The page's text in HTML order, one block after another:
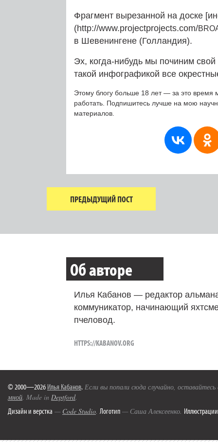
Фрагмент вырезанной на доске
(http://www.projectprojects.com/
в Шевенингене (Голландия).
Эх, когда-нибудь мы починим
такой инфографикой все
Этому блогу больше 18 лет — за это время
работать. Подпишитесь лучше на мою
материалов.
ПРЕДЫДУЩИЙ ПОСТ
Об авторе
Илья Кабанов — редактор
коммуникатор, начинающий
пчеловод.
HTTPS://KABANOV.ORG
© 2000—2026 Илья Кабанов. Если вы попали сюда случайно,
мной. Made in Deptford.
Дизайн и верстка — Code Studio. Логотип — Саша Алексеенко. Иллюстрации